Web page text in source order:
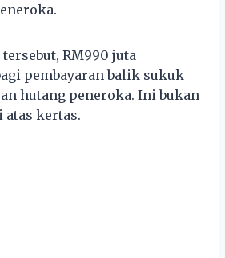
RM990 juta
pembayaran balik sukuk
hutang peneroka. Ini bukan
atas kertas.